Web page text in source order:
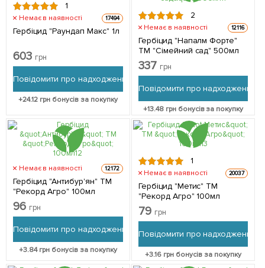
1
Немає в наявності 17494
Гербіцид "Раундап Макс" 1л
603 грн
Повідомити про надходження
+24.12грн бонусів за покупку
2
Немає в наявності 12116
Гербіцид "Напалм Форте"
ТМ "Сімейний сад" 500мл
337 грн
Повідомити про надходження
+13.48грн бонусів за покупку
Немає в наявності 12172
Гербіцид "Антибур'ян" ТМ
"Рекорд Агро" 100мл
96 грн
Повідомити про надходження
+3.84грн бонусів за покупку
1
Немає в наявності 20037
Гербіцид "Метис" ТМ
"Рекорд Агро" 100мл
79 грн
Повідомити про надходження
+3.16 грн бонусів за покупку